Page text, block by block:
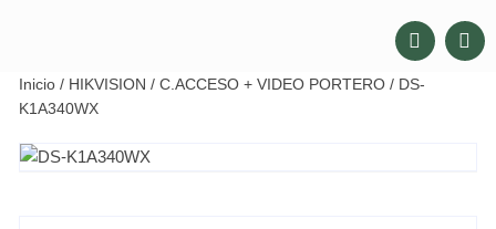
Inicio / HIKVISION /C.ACCESO + VIDEO PORTERO / DS-
K1A340WX